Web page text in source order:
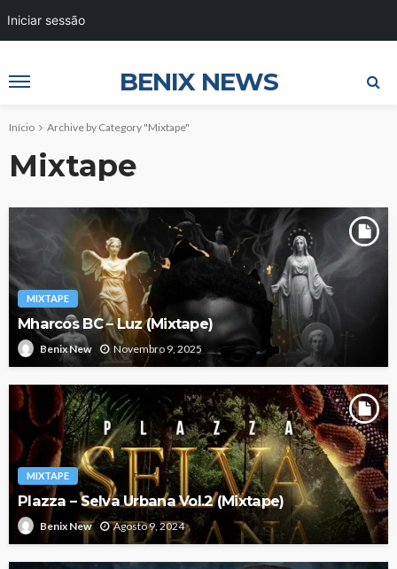
Iniciar sessão
BENIX NEWS
Início Archive by Category "Mixtape"
Mixtape
MIXTAPE
Mharcos BC – Luz (Mixtape)
Benix New Novembro 9, 2025
MIXTAPE
Plazza – Selva Urbana Vol.2 (Mixtape)
Benix New Agosto 9, 2024